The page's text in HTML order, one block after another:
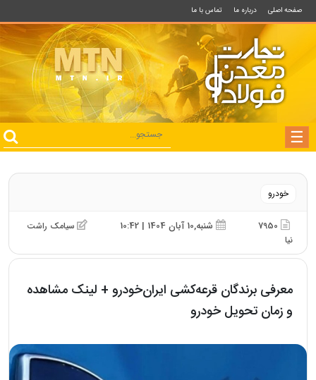
صفحه اصلی درباره ما تماس با ما
خودرو
7950 شنبه,10 آبان 1404 | 10:42
سیامک راشت
نیا
معرفی برندگان قرعه‌کشی ایران‌خودرو + لینک مشاهده
و زمان تحویل خودرو